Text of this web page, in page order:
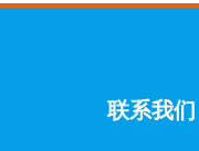
联系我们